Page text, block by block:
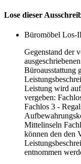
Lose dieser
Büromöbel Los-
Gegenstand der
Büroausstattung
Leistung wird
vergeben:
Fachlos 3 -
Mittelinseln
können den den
entnommen